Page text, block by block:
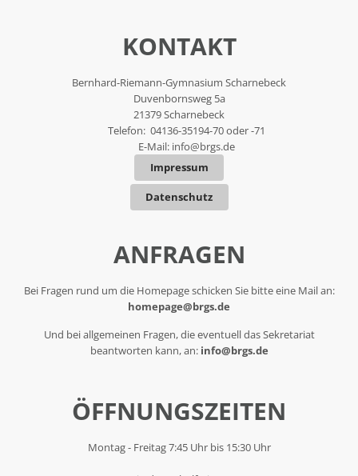
KONTAKT
Bernhard-Riemann-Gymnasium Scharnebeck
Duvenbornsweg 5a
21379 Scharnebeck
Telefon: 04136-35194-70 oder -71
E-Mail: info@brgs.de
Impressum
Datenschutz
ANFRAGEN
Bei Fragen rund um die Homepage schicken Sie bitte eine Mail an:
homepage@brgs.de
Und bei allgemeinen Fragen, die eventuell das Sekretariat
beantworten kann, an: info@brgs.de
ÖFFNUNGSZEITEN
Montag - Freitag 7:45 Uhr bis 15:30 Uhr